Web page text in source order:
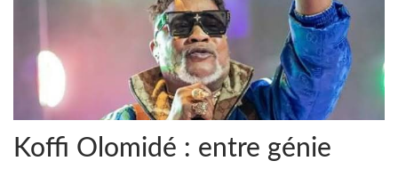
Koffi Olomidé : entre génie